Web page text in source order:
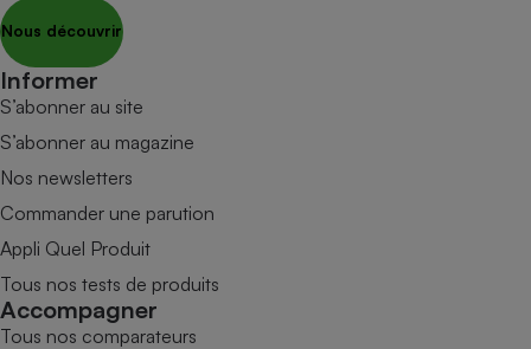
Nous découvrir
Informer
S’abonner au site
S’abonner au magazine
Nos newsletters
Commander une parution
Appli Quel Produit
Tous nos tests de produits
Accompagner
Tous nos comparateurs